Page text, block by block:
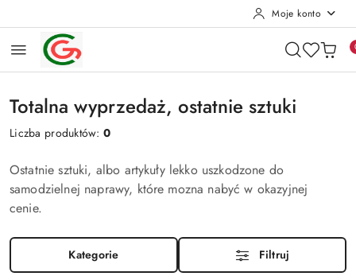
Moje konto
Totalna wyprzedaż, ostatnie sztuki
Liczba produktów:0
Ostatnie sztuki, albo artykuły lekko uszkodzone do
samodzielnej naprawy, które mozna nabyć w okazyjnej
cenie.
Kategorie Filtruj